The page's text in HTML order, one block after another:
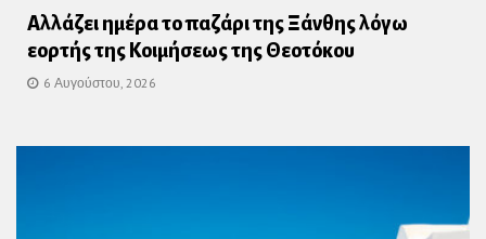
Αλλάζει ημέρα το παζάρι της Ξάνθης λόγω
εορτής της Κοιμήσεως της Θεοτόκου
6 Αυγούστου, 2026